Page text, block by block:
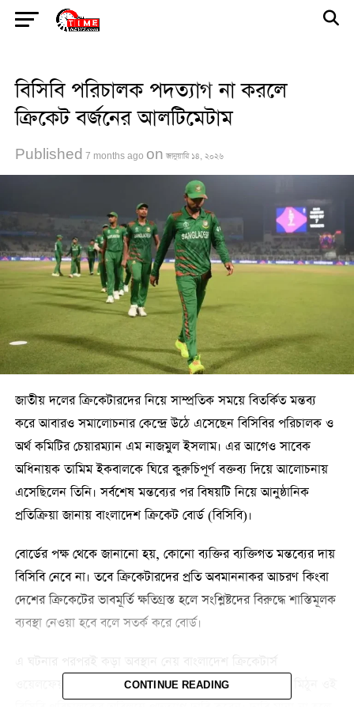
বিসিবি পরিচালক পদত্যাগ না করলে
ক্রিকেট বর্জনের আলটিমেটাম
Published 7 months ago on জানুয়ারি ১৪, ২০২৬
জাতীয় দলের ক্রিকেটারদের নিয়ে সাম্প্রতিক সময়ে বিতর্কিত মন্তব্য
করে আবারও সমালোচনার কেন্দ্রে উঠে এসেছেন বিসিবির পরিচালক ও
অর্থ কমিটির চেয়ারম্যান এম নাজমুল ইসলাম। এর আগেও সাবেক
অধিনায়ক তামিম ইকবালকে ঘিরে কুরুচিপূর্ণ বক্তব্য দিয়ে আলোচনায়
এসেছিলেন তিনি। সর্বশেষ মন্তব্যের পর বিষয়টি নিয়ে আনুষ্ঠানিক
প্রতিক্রিয়া জানায় বাংলাদেশ ক্রিকেট বোর্ড (বিসিবি)।
বোর্ডের পক্ষ থেকে জানানো হয়, কোনো ব্যক্তির ব্যক্তিগত মন্তব্যের দায়
বিসিবি নেবে না। তবে ক্রিকেটারদের প্রতি অবমাননাকর আচরণ কিংবা
দেশের ক্রিকেটের ভাবমূর্তি ক্ষতিগ্রস্ত হলে সংশ্লিষ্টদের বিরুদ্ধে শাস্তিমূলক
ব্যবস্থা নেওয়া হবে বলে সতর্ক করে বোর্ড।
ওয়েলফেয়ার অ্যাসোসিয়েশন। সংগঠনটির সভাপতি মোহাম্মদ মিঠুন ওই
CONTINUE READING